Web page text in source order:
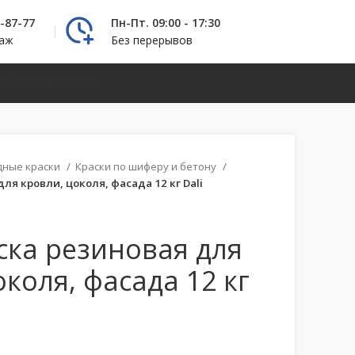
87-77
Пн-Пт. 09:00 - 17:30
Без перерывов
краски
Краски по шиферу и бетону
кровли, цоколя, фасада 12 кг Dali
резиновая для
фасада 12 кг